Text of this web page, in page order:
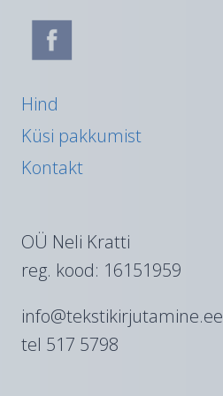
Hind
Küsi pakkumist
Kontakt
OÜ Neli Kratti
reg. kood: 16151959
info@tekstikirjutamine.ee
tel 517 5798